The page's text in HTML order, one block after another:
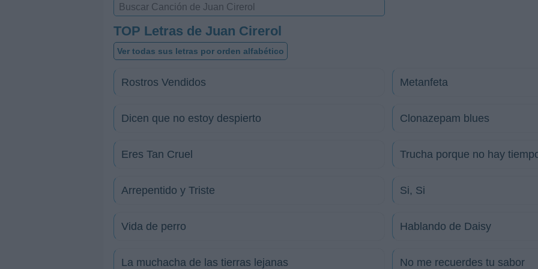
TOP Letras de Juan Cirerol
Ver todas sus letras por orden alfabético
Rostros Vendidos Metanfeta
Dicen que no estoy despierto Clonazepam blues
Eres Tan Cruel Trucha porque no hay
Arrepentido y Triste Si, Si
Vida de perro Hablando de Daisy
La muchacha de las tierras lejanas No me recuerdes tu sabor